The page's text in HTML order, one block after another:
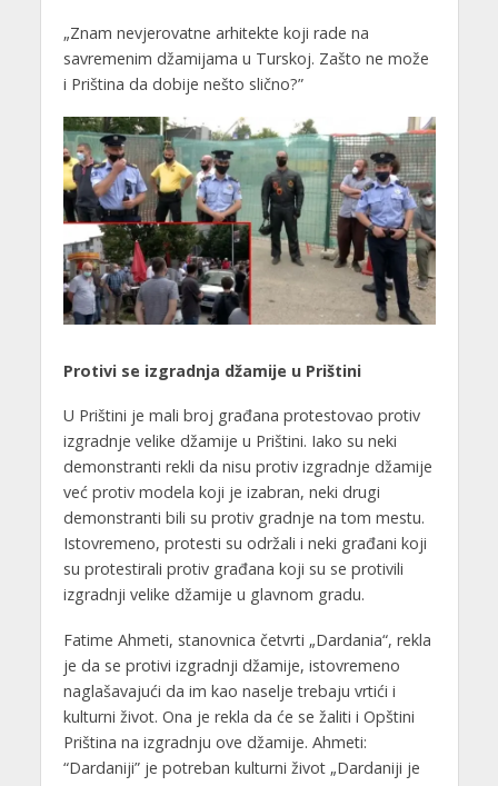
„Znam nevjerovatne arhitekte koji rade na
savremenim džamijama u Turskoj. Zašto ne može
i Priština da dobije nešto slično?”
Protivi se izgradnja džamije u Prištini
U Prištini je mali broj građana protestovao protiv
izgradnje velike džamije u Prištini. Iako su neki
demonstranti rekli da nisu protiv izgradnje džamije
već protiv modela koji je izabran, neki drugi
demonstranti bili su protiv gradnje na tom mestu.
Istovremeno, protesti su održali i neki građani koji
su protestirali protiv građana koji su se protivili
izgradnji velike džamije u glavnom gradu.
Fatime Ahmeti, stanovnica četvrti „Dardania“, rekla
je da se protivi izgradnji džamije, istovremeno
naglašavajući da im kao naselje trebaju vrtići i
kulturni život. Ona je rekla da će se žaliti i Opštini
Priština na izgradnju ove džamije. Ahmeti:
“Dardaniji” je potreban kulturni život „Dardaniji je